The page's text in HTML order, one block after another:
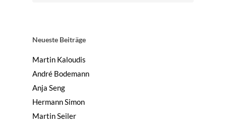
Neueste Beiträge
Martin Kaloudis
André Bodemann
Anja Seng
Hermann Simon
Martin Seiler